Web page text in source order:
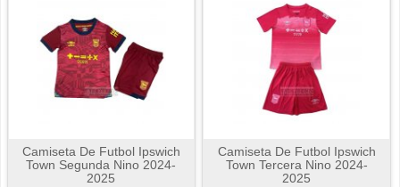
Camiseta De Futbol Ipswich
Town Segunda Nino 2024-
2025
Camiseta De Futbol Ipswich
Town Tercera Nino 2024-
2025